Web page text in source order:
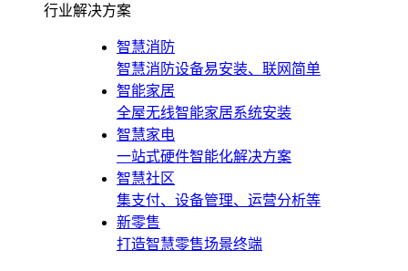
行业解决方案
智慧消防
智慧消防设备易安装、联网简单
智能家居
全屋无线智能家居系统安装
智慧家电
一站式硬件智能化解决方案
智慧社区
集支付、设备管理、运营分析等
新零售
打造智慧零售场景终端